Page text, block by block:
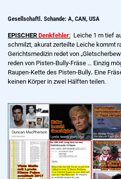
Gesellschaftl. Schande: A, CAN, USA
EPISCHER Denkfehler: Leiche 1 m tief
schmilzt, akurat zerteilte Leiche kommt
Gerichtsmedizin redet von
reden von Pisten-Bully-Fräse … Einzig
Raupen-Kette des Pisten-Bully. Eine
keinen Körper in zwei Hälften teilen.